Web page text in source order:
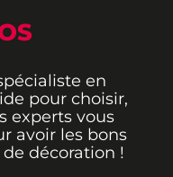
en
pour choisir,
experts vous
avoir les bons
décoration !